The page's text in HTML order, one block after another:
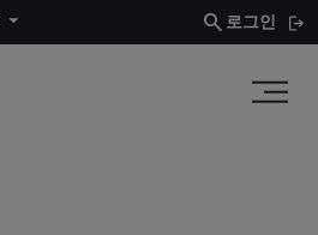
search 로그인